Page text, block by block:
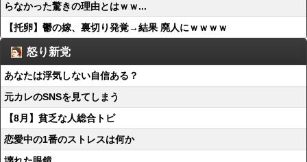
らなかった驚きの理由とはｗｗ...
【托卵】鬱の嫁、裏切り発覚→結果 廃人にｗｗｗｗ
怒り新党
あなたは浮気しない自信ある？
元カレのSNSを見てしまう
【8月】貧乏な人総合トピ
恋愛中の1番のストレスは何か